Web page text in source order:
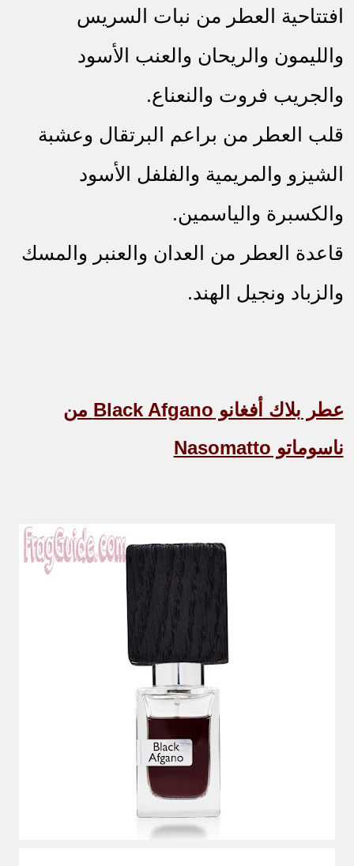
افتتاحية العطر من نبات السريس
والليمون والريحان والعنب الأسود
والجريب فروت والنعناع.
قلب العطر من براعم البرتقال وعشبة
الشيزو والمريمية والفلفل الأسود
والكسبرة والياسمين.
قاعدة العطر من العدان والعنبر والمسك
والزباد ونجيل الهند.
عطر بلاك أفغانو Black Afgano من
ناسوماتو Nasomatto